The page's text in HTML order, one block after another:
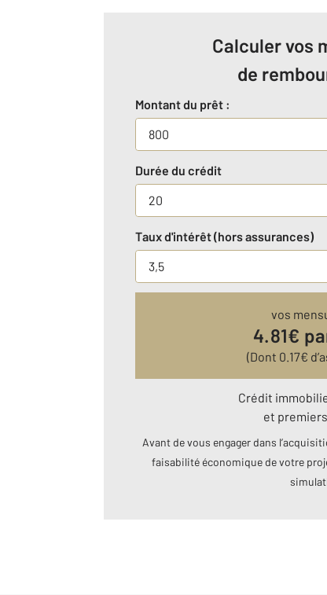
Calculer vos
de
Montant du prêt :
Durée du crédit
Taux d'intérêt (hors assurances)
vos
4.81€
(Dont 0.17€
Crédit
et
Avant de vous engager dans
faisabilité économique de votre